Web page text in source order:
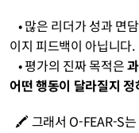
   • 많은 리더가 성과 면담을 “등급 설명”으로 끝내지만, 그건 전달
이지 피드백이 아닙니다.
   • 평가의 진짜 목적은
어떤 행동이 달라질지 정
🖍️ 그래서 O-FEAR-S